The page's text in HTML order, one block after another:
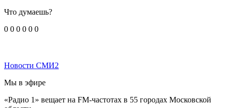
Что думаешь?
0 0 0 0 0 0
Новости СМИ2
Мы в эфире
«Радио 1» вещает на FM-частотах в 55 городах Московской